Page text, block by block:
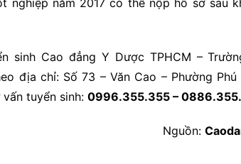
sinh Cao đẳng Y Dược TPHCM –
địa chỉ: Số 73 – Văn Cao – Phường Phú
tuyển sinh: 0996.355.355 –
Nguồn: